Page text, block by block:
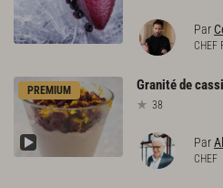
Par
CHEF
PREMIUM Granitéde
38
Par
CHEF